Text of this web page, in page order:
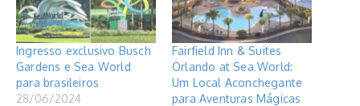
Ingresso exclusivo Busch
Gardens e Sea World
para brasileiros
28/06/2024
Fairfield Inn & Suites
Orlando at Sea World:
Um Local Aconchegante
para Aventuras Mágicas